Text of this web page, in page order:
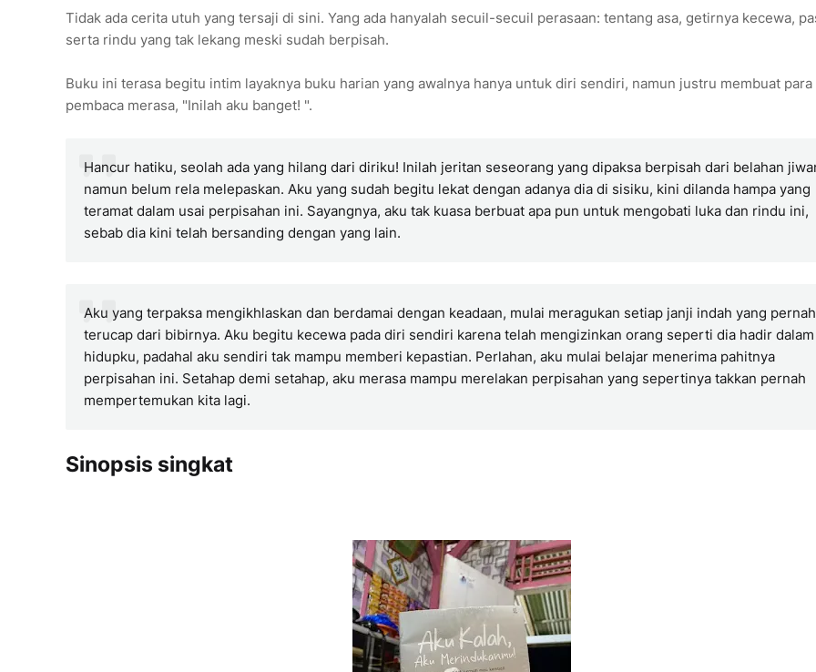
Tidak ada cerita utuh yang tersaji di sini. Yang ada hanyalah secuil-secuil perasaan: tentang asa, getirnya kecewa,
serta rindu yang tak lekang meski sudah berpisah.
Buku ini terasa begitu intim layaknya buku harian yang awalnya hanya untuk diri sendiri, namun justru membuat para
pembaca merasa, "Inilah aku banget! ".
Hancur hatiku, seolah ada yang hilang dari diriku! Inilah jeritan seseorang yang dipaksa berpisah dari belahan
namun belum rela melepaskan. Aku yang sudah begitu lekat dengan adanya dia di sisiku, kini dilanda hampa yang
teramat dalam usai perpisahan ini. Sayangnya, aku tak kuasa berbuat apa pun untuk mengobati luka dan rindu ini,
sebab dia kini telah bersanding dengan yang lain.
Aku yang terpaksa mengikhlaskan dan berdamai dengan keadaan, mulai meragukan setiap janji indah yang pernah
terucap dari bibirnya. Aku begitu kecewa pada diri sendiri karena telah mengizinkan orang seperti dia hadir dalam
hidupku, padahal aku sendiri tak mampu memberi kepastian. Perlahan, aku mulai belajar menerima pahitnya
perpisahan ini. Setahap demi setahap, aku merasa mampu merelakan perpisahan yang sepertinya takkan pernah
mempertemukan kita lagi.
Sinopsis singkat